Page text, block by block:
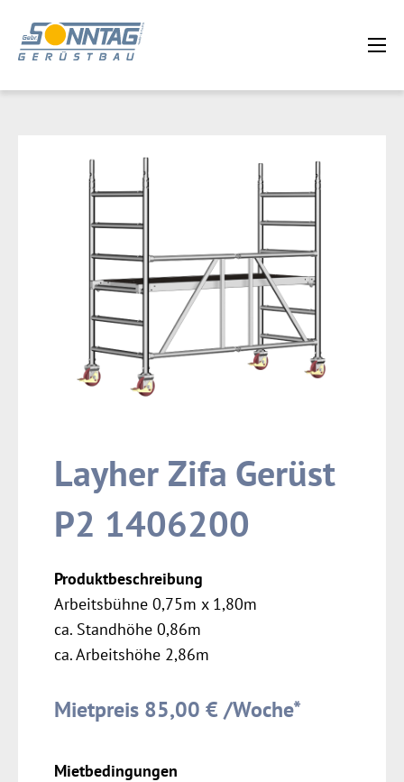
Layher Zifa Gerüst
P2 1406200
Produktbeschreibung
Arbeitsbühne 0,75m x 1,80m
ca. Standhöhe 0,86m
ca. Arbeitshöhe 2,86m
Mietpreis 85,00 € /Woche*
Mietbedingungen